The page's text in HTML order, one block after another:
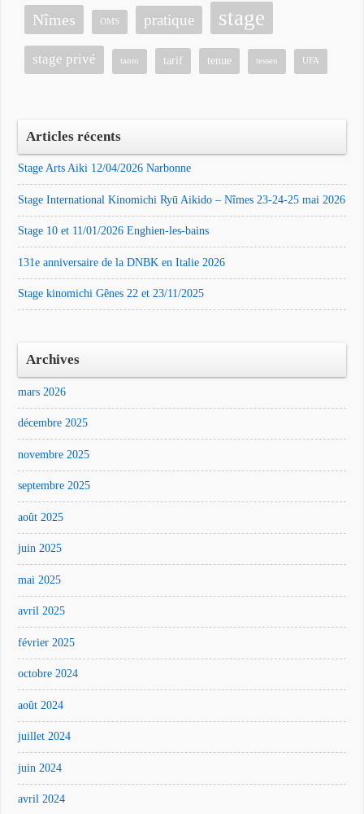
Nîmes OMS pratique stage
stage privé tanto tarif tenue tessen UFA
Articles récents
Stage Arts Aiki 12/04/2026 Narbonne
Stage International Kinomichi Ryū Aikido – Nîmes 23-24-25 mai 2026
Stage 10 et 11/01/2026 Enghien-les-bains
131e anniversaire de la DNBK en Italie 2026
Stage kinomichi Gênes 22 et 23/11/2025
Archives
mars 2026
décembre 2025
novembre 2025
septembre 2025
août 2025
juin 2025
mai 2025
avril 2025
février 2025
octobre 2024
août 2024
juillet 2024
juin 2024
avril 2024